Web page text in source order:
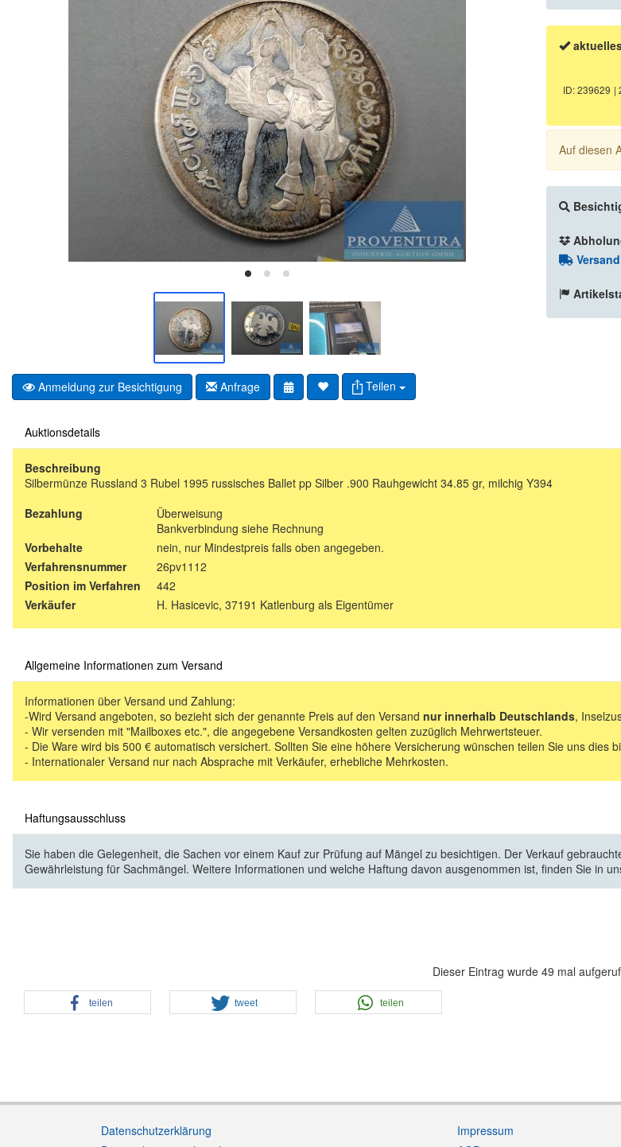
Anmeldung zur Besichtigung Anfrage Teilen
ID: 239629 |
Auf diesen
Versand
Auktionsdetails
Beschreibung
Silbermünze Russland 3 Rubel 1995 russisches Ballet pp Silber .900 Rauhgewicht 34.85 gr, milchig Y394
Bezahlung
Überweisung
Bankverbindung siehe Rechnung
Vorbehalte
nein, nur Mindestpreis falls oben angegeben.
Verfahrensnummer
26pv1112
Position im Verfahren
442
Verkäufer
H. Hasicevic, 37191 Katlenburg als Eigentümer
Allgemeine Informationen zum Versand
Informationen über Versand und Zahlung:
-Wird Versand angeboten, so bezieht sich der genannte Preis auf den Versand nur innerhalb Deutschlands,
- Wir versenden mit "Mailboxes etc.", die angegebene Versandkosten gelten zuzüglich Mehrwertsteuer.
- Die Ware wird bis 500 € automatisch versichert. Sollten Sie eine höhere Versicherung wünschen teilen Sie uns dies
- Internationaler Versand nur nach Absprache mit Verkäufer, erhebliche Mehrkosten.
Haftungsausschluss
Sie haben die Gelegenheit, die Sachen vor einem Kauf zur Prüfung auf Mängel zu besichtigen. Der Verkauf
Gewährleistung für Sachmängel. Weitere Informationen und welche Haftung davon ausgenommen ist, finden Sie in
Dieser Eintrag wurde 49 mal
teilen tweet teilen
Datenschutzerklärung
Impressum